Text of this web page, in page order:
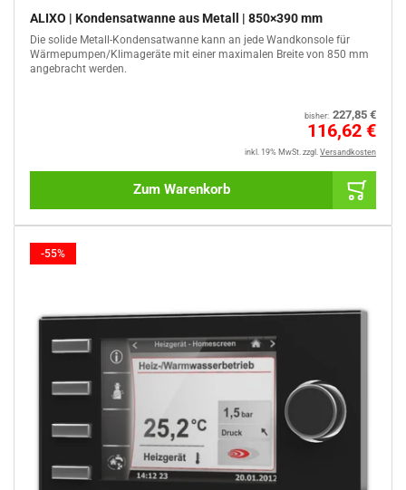
ALIXO | Kondensatwanne aus Metall | 850×390 mm
Die solide Metall-Kondensatwanne kann an jede Wandkonsole für
Wärmepumpen/Klimageräte mit einer maximalen Breite von 850 mm
angebracht werden.
bisher: 227,85 €
116,62 €
inkl. 19% MwSt. zzgl. Versandkosten
Zum Warenkorb
-55%